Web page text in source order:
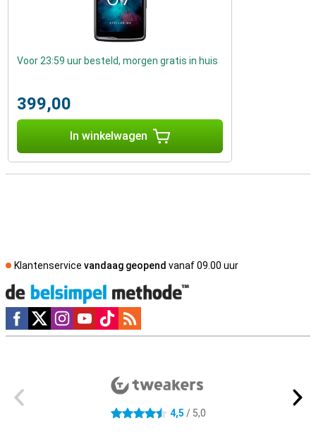
Voor 23:59 uur besteld, morgen gratis in huis
399,00
In winkelwagen
Klantenservice vandaag geopend vanaf 09.00 uur
Social media
4.5 sterren 4,5 / 5,0